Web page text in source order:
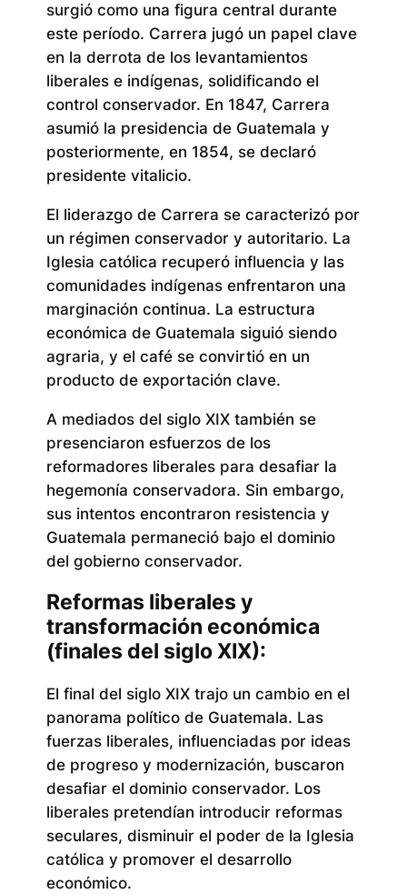
surgió como una figura central durante
este período. Carrera jugó un papel clave
en la derrota de los levantamientos
liberales e indígenas, solidificando el
control conservador. En 1847, Carrera
asumió la presidencia de Guatemala y
posteriormente, en 1854, se declaró
presidente vitalicio.
El liderazgo de Carrera se caracterizó por
un régimen conservador y autoritario. La
Iglesia católica recuperó influencia y las
comunidades indígenas enfrentaron una
marginación continua. La estructura
económica de Guatemala siguió siendo
agraria, y el café se convirtió en un
producto de exportación clave.
A mediados del siglo XIX también se
presenciaron esfuerzos de los
reformadores liberales para desafiar la
hegemonía conservadora. Sin embargo,
sus intentos encontraron resistencia y
Guatemala permaneció bajo el dominio
del gobierno conservador.
Reformas liberales y
transformación económica
(finales del siglo XIX):
El final del siglo XIX trajo un cambio en el
panorama político de Guatemala. Las
fuerzas liberales, influenciadas por ideas
de progreso y modernización, buscaron
desafiar el dominio conservador. Los
liberales pretendían introducir reformas
seculares, disminuir el poder de la Iglesia
católica y promover el desarrollo
económico.